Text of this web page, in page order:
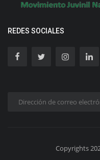
REDES SOCIALES
Copyrights